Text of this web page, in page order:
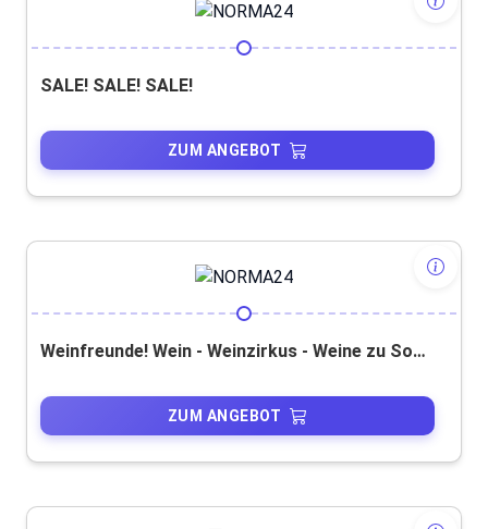
SALE! SALE! SALE!
ZUM ANGEBOT
Weinfreunde! Wein - Weinzirkus - Weine zu Sonderpreisen - Probierpakete!
ZUM ANGEBOT